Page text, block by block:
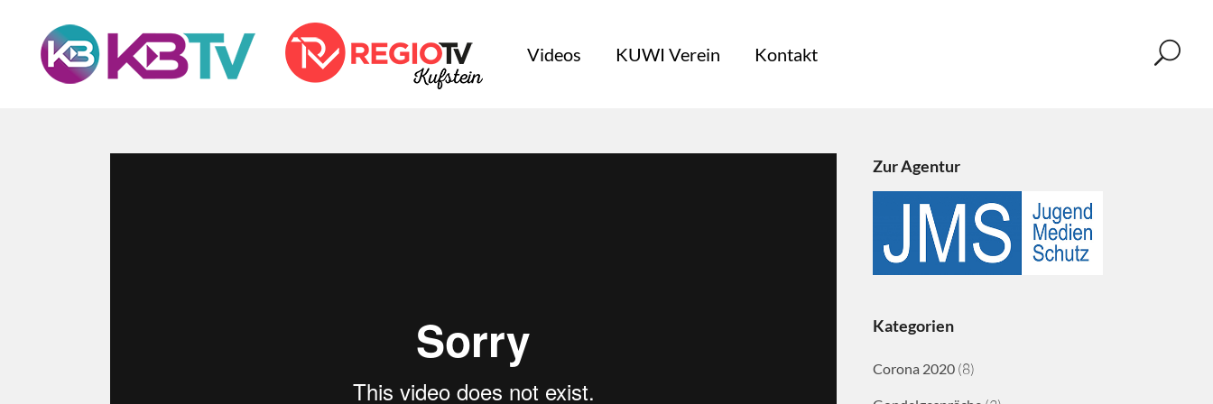
Videos KUWI Verein Kontakt
Zur Agentur
Kategorien
Corona 2020 (8)